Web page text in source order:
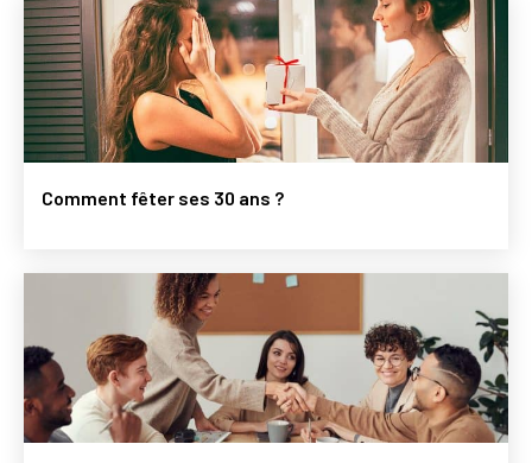
Comment fêter ses 30 ans ?